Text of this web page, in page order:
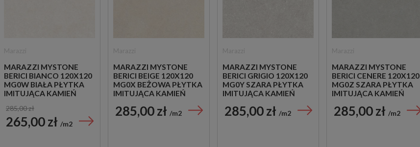
MARAZZI MYSTONE
BERICI BIANCO 120X120
MG0W BIAŁA PŁYTKA
IMITUJĄCA KAMIEŃ
285,00 zł
265,00 zł m2
MARAZZI MYSTONE
BERICI BEIGE 120X120
MG0X BEŻOWA PŁYTKA
IMITUJĄCA KAMIEŃ
285,00 zł m2
MARAZZI MYSTONE
BERICI GRIGIO 120X120
MG0Y SZARA PŁYTKA
IMITUJĄCA KAMIEŃ
285,00 zł m2
MARAZZI MYSTONE
BERICI CENERE 120X120
MG0Z SZARA PŁYTKA
IMITUJĄCA KAMIEŃ
285,00 zł m2